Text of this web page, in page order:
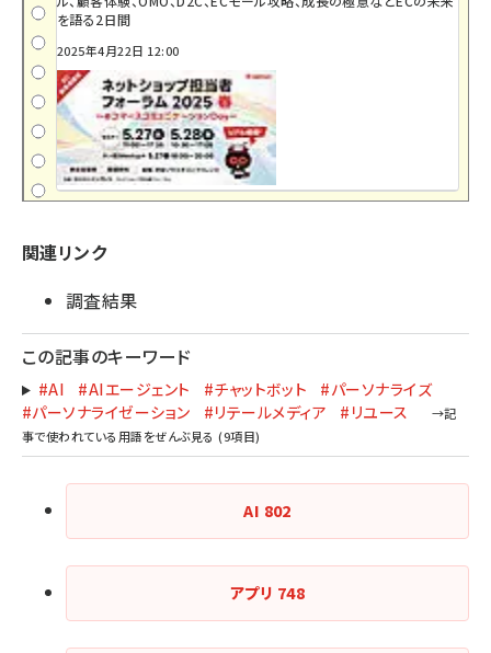
を語る2日間
2025年4月22日 12:00
関連リンク
調査結果
この記事のキーワード
#AI #AIエージェント #チャットボット
#パーソナライズ
#パーソナライゼーション
#リテールメディア #リユース
AI 802
アプリ 748